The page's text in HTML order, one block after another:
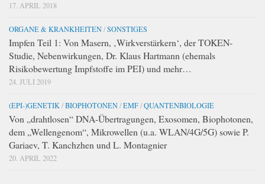
17. APRIL 2018
ORGANE & KRANKHEITEN/SONSTIGES
Impfen Teil 1: Von Masern, ‚Wirkverstärkern‘, der TOKEN-
Studie, Nebenwirkungen, Dr. Klaus Hartmann (ehemals
Risikobewertung Impfstoffe im PEI) und mehr…
24. JULI 2019
(EPI-)GENETIK /BIOPHOTONEN/EMF/QUANTENBIOLOGIE
Von „drahtlosen“ DNA-Übertragungen, Exosomen, Biophotonen,
dem „Wellengenom“, Mikrowellen (u.a. WLAN/4G/5G) sowie P.
Gariaev, T. Kanchzhen und L. Montagnier
20. APRIL 2022